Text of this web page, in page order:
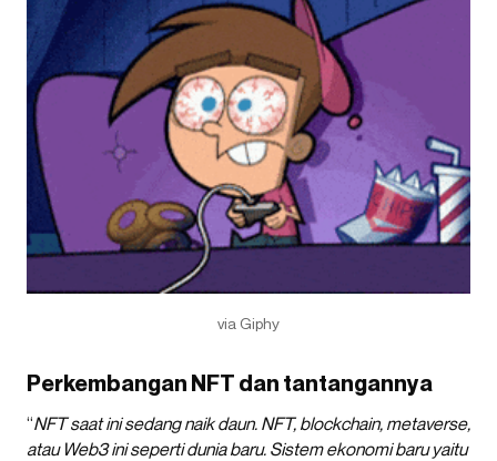
via Giphy
Perkembangan NFT dan tantangannya
“NFT saat ini sedang naik daun. NFT, blockchain, metaverse,
atau Web3 ini seperti dunia baru. Sistem ekonomi baru yaitu